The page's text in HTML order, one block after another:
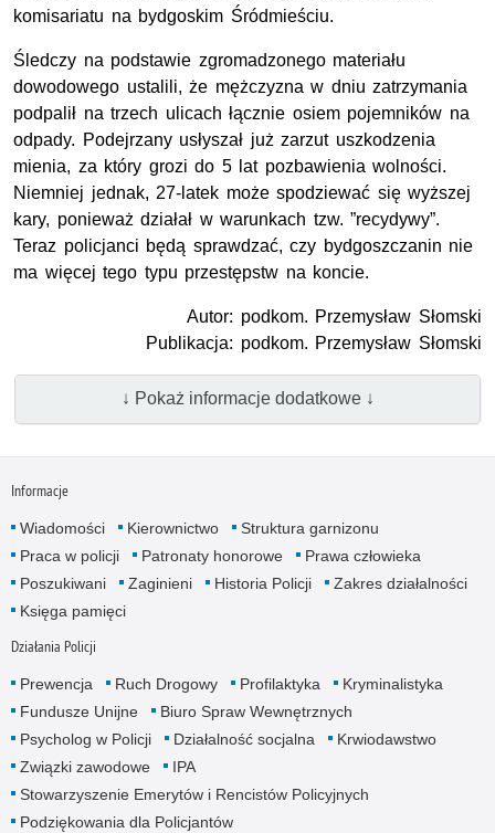
komisariatu na bydgoskim Śródmieściu.
Śledczy na podstawie zgromadzonego materiału
dowodowego ustalili, że mężczyzna w dniu zatrzymania
podpalił na trzech ulicach łącznie osiem pojemników na
odpady. Podejrzany usłyszał już zarzut uszkodzenia
mienia, za który grozi do 5 lat pozbawienia wolności.
Niemniej jednak, 27-latek może spodziewać się wyższej
kary, ponieważ działał w warunkach tzw. ”recydywy”.
Teraz policjanci będą sprawdzać, czy bydgoszczanin nie
ma więcej tego typu przestępstw na koncie.
Autor: podkom. Przemysław Słomski
Publikacja: podkom. Przemysław Słomski
↓ Pokaż informacje dodatkowe ↓
Informacje
Wiadomości Kierownictwo
Struktura garnizonu
Praca w policji
Patronaty honorowe
Prawa człowieka
Poszukiwani
Zaginieni Historia Policji
Zakres działalności
Księga pamięci
Działania Policji
Prewencja Ruch Drogowy Profilaktyka
Kryminalistyka
Fundusze Unijne
Biuro Spraw Wewnętrznych
Psycholog w Policji
Działalność socjalna
Krwiodawstwo
Związki zawodowe
IPA
Stowarzyszenie Emerytów i Rencistów Policyjnych
Podziękowania dla Policjantów